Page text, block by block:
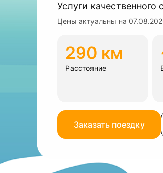
Услуги качественного
Цены актуальны на
290 км
Расстояние
Заказать поездку